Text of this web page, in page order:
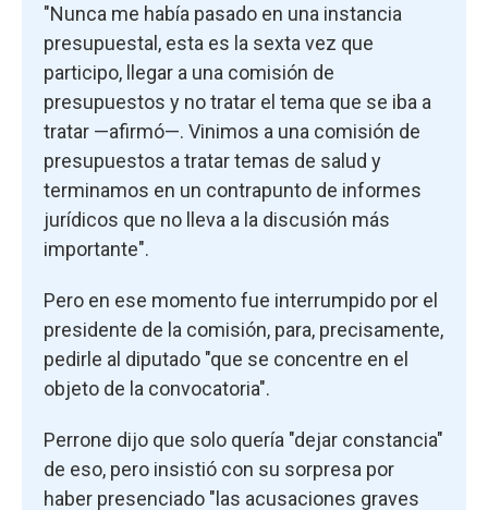
"Nunca me había pasado en una instancia
presupuestal, esta es la sexta vez que
participo, llegar a una comisión de
presupuestos y no tratar el tema que se iba a
tratar —afirmó—. Vinimos a una comisión de
presupuestos a tratar temas de salud y
terminamos en un contrapunto de informes
jurídicos que no lleva a la discusión más
importante".
Pero en ese momento fue interrumpido por el
presidente de la comisión, para, precisamente,
pedirle al diputado "que se concentre en el
objeto de la convocatoria".
Perrone dijo que solo quería "dejar constancia"
de eso, pero insistió con su sorpresa por
haber presenciado "las acusaciones graves